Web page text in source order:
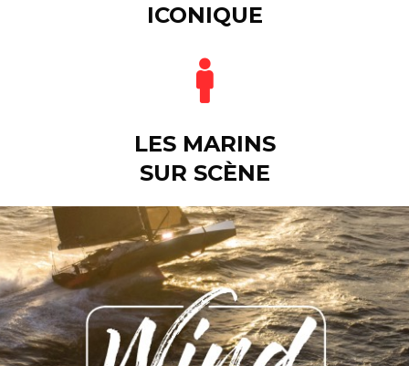
ICONIQUE
LES MARINS
SUR SCÈNE